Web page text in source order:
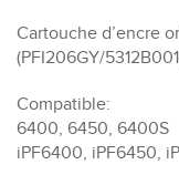
Cartouche d’encre
(PFI206GY/
Compatible:
6400, 6450, 6400S
iPF6400, iPF6450,